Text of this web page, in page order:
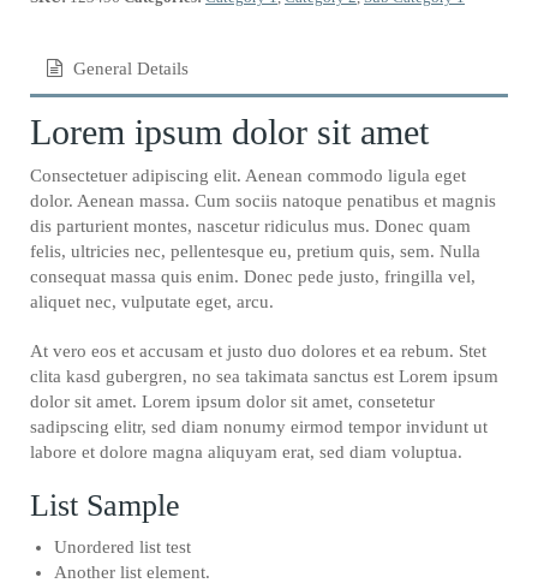
General Details
Lorem ipsum dolor sit amet
Consectetuer adipiscing elit. Aenean commodo ligula eget
dolor. Aenean massa. Cum sociis natoque penatibus et magnis
dis parturient montes, nascetur ridiculus mus. Donec quam
felis, ultricies nec, pellentesque eu, pretium quis, sem. Nulla
consequat massa quis enim. Donec pede justo, fringilla vel,
aliquet nec, vulputate eget, arcu.
At vero eos et accusam et justo duo dolores et ea rebum. Stet
clita kasd gubergren, no sea takimata sanctus est Lorem ipsum
dolor sit amet. Lorem ipsum dolor sit amet, consetetur
sadipscing elitr, sed diam nonumy eirmod tempor invidunt ut
labore et dolore magna aliquyam erat, sed diam voluptua.
List Sample
Unordered list test
Another list element.